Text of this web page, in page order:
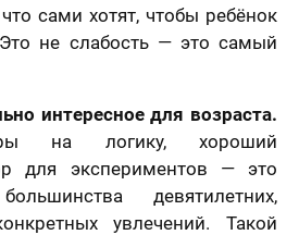
сами хотят, чтобы ребёнок
не слабость — это самый
интересное для возраста.
на логику, хороший
для экспериментов — это
девятилетних,
увлечений. Такой